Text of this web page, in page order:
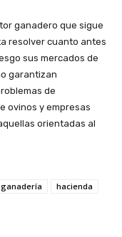
ganadero que sigue
resolver cuanto antes
sus mercados de
garantizan
de
ovinos y empresas
orientadas al
ganadería
hacienda